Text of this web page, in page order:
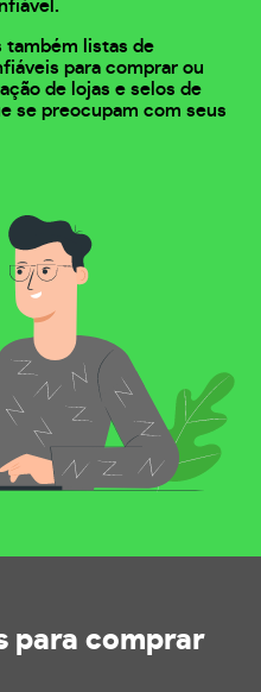
também listas de
para comprar ou
de lojas e selos de
se preocupam com seus
para comprar